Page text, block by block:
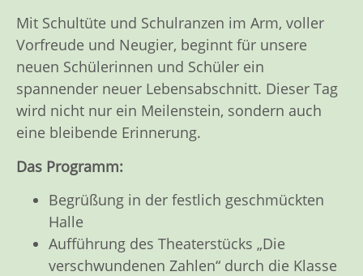
Mit Schultüte und Schulranzen im Arm, voller
Vorfreude und Neugier, beginnt für unsere
neuen Schülerinnen und Schüler ein
spannender neuer Lebensabschnitt. Dieser Tag
wird nicht nur ein Meilenstein, sondern auch
eine bleibende Erinnerung.
Das Programm:
Begrüßung in der festlich geschmückten
Halle
Aufführung des Theaterstücks „Die
verschwundenen Zahlen“ durch die Klasse